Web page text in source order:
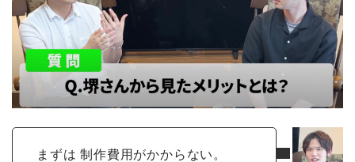
まずは 制作費用がかからない。